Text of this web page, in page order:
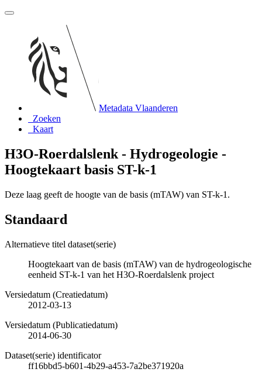
Metadata Vlaanderen
Zoeken
Kaart
H3O-Roerdalslenk - Hydrogeologie -
Hoogtekaart basis ST-k-1
Deze laag geeft de hoogte van de basis (mTAW) van ST-k-1.
Standaard
Alternatieve titel dataset(serie)
Hoogtekaart van de basis (mTAW) van de hydrogeologische
eenheid ST-k-1 van het H3O-Roerdalslenk project
Versiedatum (Creatiedatum)
2012-03-13
Versiedatum (Publicatiedatum)
2014-06-30
Dataset(serie) identificator
ff16bbd5-b601-4b29-a453-7a2be371920a